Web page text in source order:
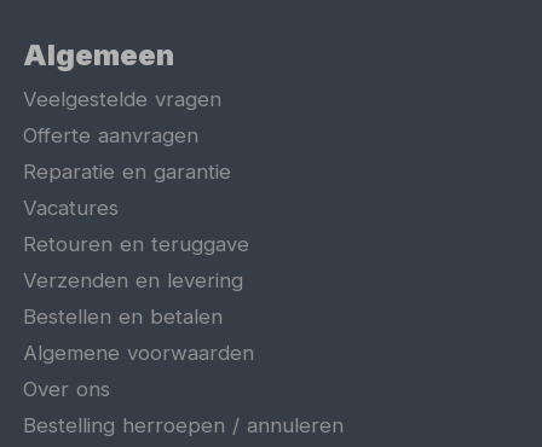
Algemeen
Veelgestelde vragen
Offerte aanvragen
Reparatie en garantie
Vacatures
Retouren en teruggave
Verzenden en levering
Bestellen en betalen
Algemene voorwaarden
Over ons
Bestelling herroepen / annuleren